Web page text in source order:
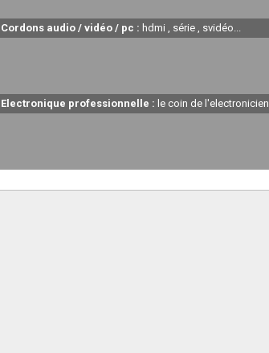
Cordons audio / vidéo / pc : hdmi , série , svidéo...
Electronique professionnelle : le coin de l'electronicien